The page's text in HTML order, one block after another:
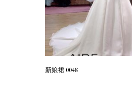
新娘裙 0048